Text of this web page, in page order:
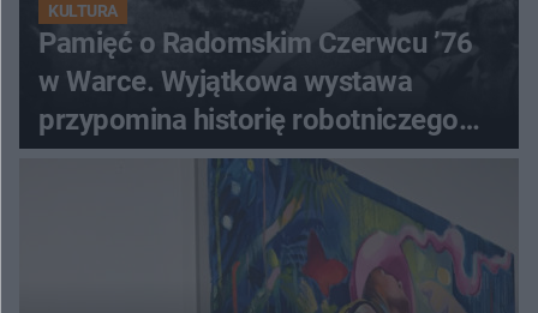
KULTURA
Pamięć o Radomskim Czerwcu ’76
w Warce. Wyjątkowa wystawa
przypomina historię robotniczego
protestu